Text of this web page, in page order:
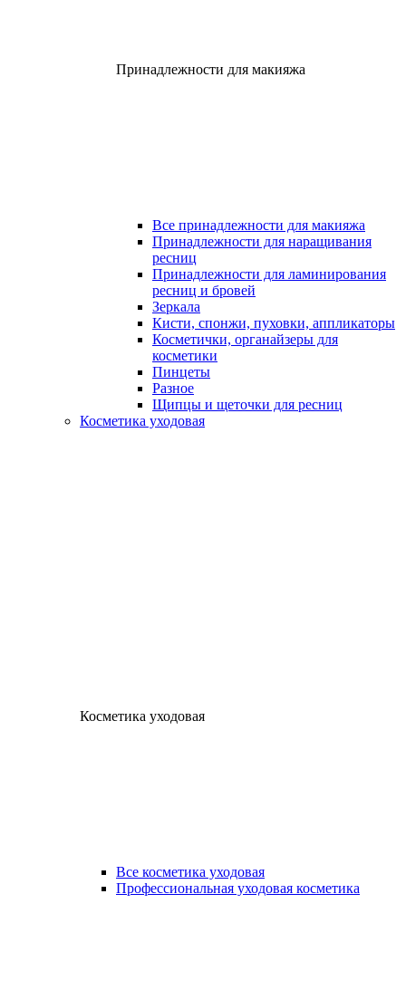
Принадлежности для макияжа
Все принадлежности для макияжа
Принадлежности для наращивания
ресниц
Принадлежности для ламинирования
ресниц и бровей
Зеркала
Кисти, спонжи, пуховки, аппликаторы
Косметички, органайзеры для
косметики
Пинцеты
Разное
Щипцы и щеточки для ресниц
Косметика уходовая
Косметика уходовая
Все косметика уходовая
Профессиональная уходовая косметика